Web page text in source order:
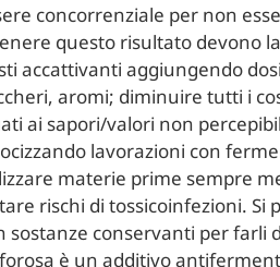
concorrenziale per non
questo risultato devono
accattivanti aggiungendo
aromi; diminuire tutti i
ai sapori/valori non
lavorazioni con
materie prime sempre
rischi di tossicoinfezioni.
sostanze conservanti per farli
è un additivo